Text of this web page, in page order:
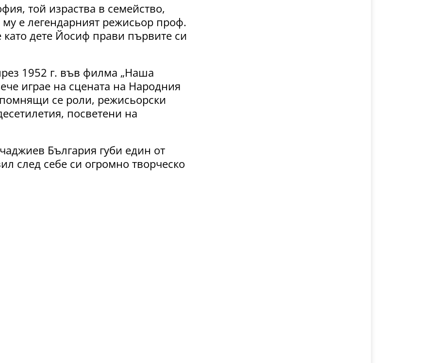
той израства в семейство,
е легендарният режисьор проф.
дете Йосиф прави първите си
1952 г. във филма „Наша
играе на сцената на Народния
се роли, режисьорски
посветени на
България губи един от
след себе си огромно творческо